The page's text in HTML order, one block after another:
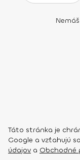
Táto stránka je
Google a vzťahujú
údajov a Obchodné